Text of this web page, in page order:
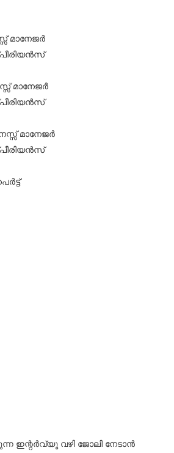
മാനേജർ
മാനേജർ
മാനേജർ
ഇന്റർവ്യൂ വഴി ജോലി നേടാൻ